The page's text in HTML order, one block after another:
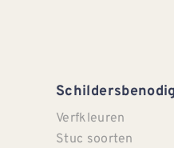
Verfkleuren
Stuc soorten